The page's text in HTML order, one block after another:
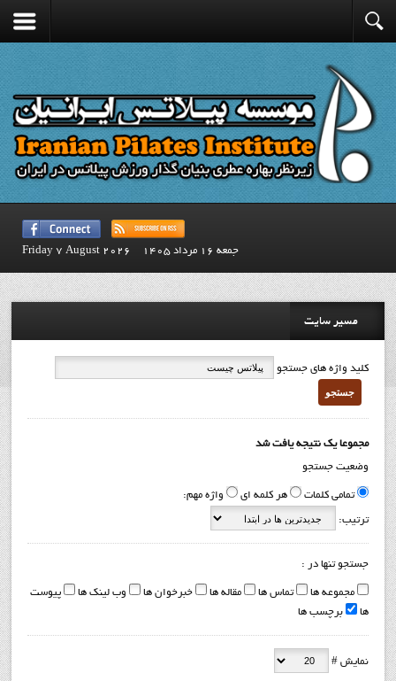
جمعه 16 مرداد 1405 Friday 7 August 2026
مسیر سایت
کلید واژه های جستجو
جستجو
مجموعا یک نتیجه یافت شد
وضعیت جستجو
تمامی کلمات هر کلمه ای واژه مهم:
ترتیب:
جستجو تنها در :
مجموعه ها تماس ها مقاله ها خبرخوان ها وب لینک ها
پیوست
ها
برچسب ها
نمایش #